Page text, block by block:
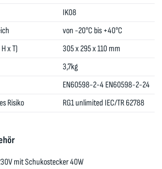
IK08
von -20°C bis +40°C
x T)
305 x 295 x 110 mm
3,7kg
EN60598-2-4 EN60598-2-24
Risiko
RG1 unlimited IEC/TR 62788
mit Schukostecker 40W